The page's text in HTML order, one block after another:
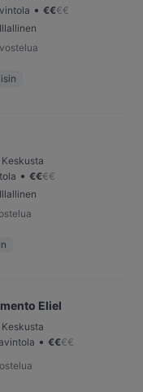
• €€€€
• €€€€
Eliel
• €€€€